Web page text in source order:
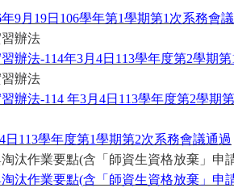
年9月 19日 106學年第1學期第1 次系務會
辦法
辦法-114年3月 4日 113學年度第2學期第
辦法
辦法-114 年3月 4日 113學年度第2學期第
日 113學年度第1學期第2次系務會議通過
汰作業要點(含「師資生資格放棄」申
汰作業要點(含「師資生資格放棄」申